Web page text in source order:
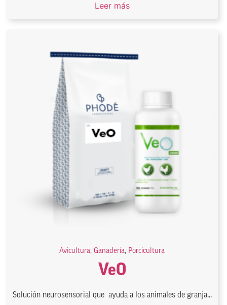
Leer más
Avicultura, Ganadería, Porcicultura
VeO
Solución neurosensorial que ayuda a los animales de granja...